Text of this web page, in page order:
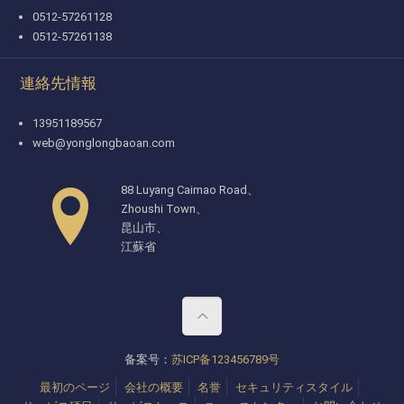
0512-57261128
0512-57261138
連絡先情報
13951189567
web@yonglongbaoan.com
88 Luyang Caimao Road、
Zhoushi Town、
昆山市、
江蘇省
备案号： 苏ICP备123456789号
最初のページ 会社の概要 名誉
セキュリティスタイル